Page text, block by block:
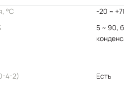
°C
-20 ~
5 ~ 90,
4-2)
Есть